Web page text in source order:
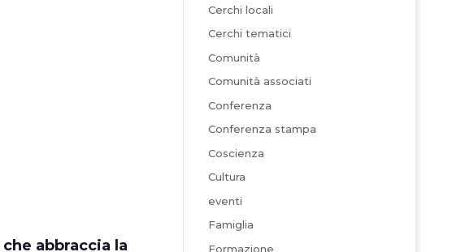
che abbraccia la
Cerchi locali
Cerchi tematici
Comunità
Comunità associati
Conferenza
Conferenza stampa
Coscienza
Cultura
eventi
Famiglia
Formazione